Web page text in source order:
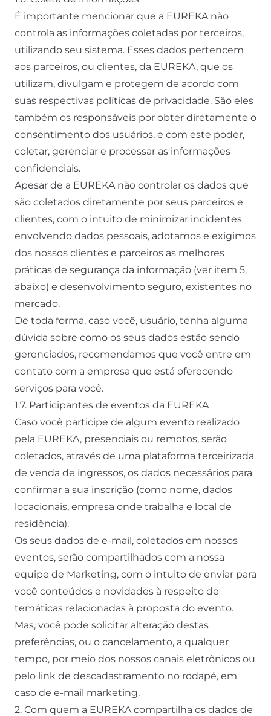
É importante mencionar que a EUREKA não
controla as informações coletadas por terceiros,
utilizando seu sistema. Esses dados pertencem
aos parceiros, ou clientes, da EUREKA, que os
utilizam, divulgam e protegem de acordo com
suas respectivas políticas de privacidade. São eles
também os responsáveis por obter diretamente o
consentimento dos usuários, e com este poder,
coletar, gerenciar e processar as informações
confidenciais.
Apesar de a EUREKA não controlar os dados que
são coletados diretamente por seus parceiros e
clientes, com o intuito de minimizar incidentes
envolvendo dados pessoais, adotamos e exigimos
dos nossos clientes e parceiros as melhores
práticas de segurança da informação (ver item 5,
abaixo) e desenvolvimento seguro, existentes no
mercado.
De toda forma, caso você, usuário, tenha alguma
dúvida sobre como os seus dados estão sendo
gerenciados, recomendamos que você entre em
contato com a empresa que está oferecendo
serviços para você.
1.7. Participantes de eventos da EUREKA
Caso você participe de algum evento realizado
pela EUREKA, presenciais ou remotos, serão
coletados, através de uma plataforma terceirizada
de venda de ingressos, os dados necessários para
confirmar a sua inscrição (como nome, dados
locacionais, empresa onde trabalha e local de
residência).
Os seus dados de e-mail, coletados em nossos
eventos, serão compartilhados com a nossa
equipe de Marketing, com o intuito de enviar para
você conteúdos e novidades à respeito de
temáticas relacionadas à proposta do evento.
Mas, você pode solicitar alteração destas
preferências, ou o cancelamento, a qualquer
tempo, por meio dos nossos canais eletrônicos ou
pelo link de descadastramento no rodapé, em
caso de e-mail marketing.
2. Com quem a EUREKA compartilha os dados de